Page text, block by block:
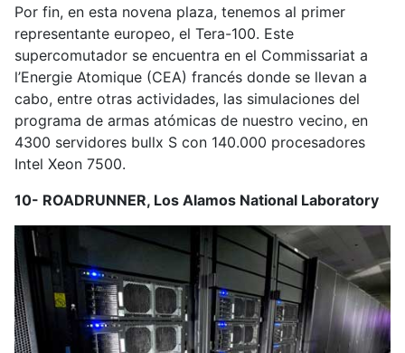
Por fin, en esta novena plaza, tenemos al primer
representante europeo, el Tera-100. Este
supercomutador se encuentra en el Commissariat a
l’Energie Atomique (CEA) francés donde se llevan a
cabo, entre otras actividades, las simulaciones del
programa de armas atómicas de nuestro vecino, en
4300 servidores bullx S con 140.000 procesadores
Intel Xeon 7500.
10- ROADRUNNER, Los Alamos National Laboratory